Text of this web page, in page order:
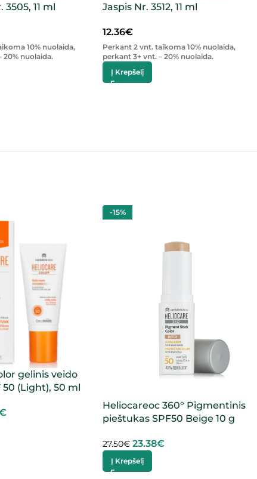
11 ml
10% nuolaida,
20% nuolaida.
Jaspis Nr. 3512, 11 ml
12.36€
Perkant 2 vnt. taikoma 10% nuolaida,
perkant 3+ vnt. – 20% nuolaida.
Į Krepšelį
gelinis veido
50 (Light), 50 ml
-15%
Heliocareoc 360° Pigmentinis
pieštukas SPF50 Beige 10 g
27.50€ 23.38€
Į Krepšelį